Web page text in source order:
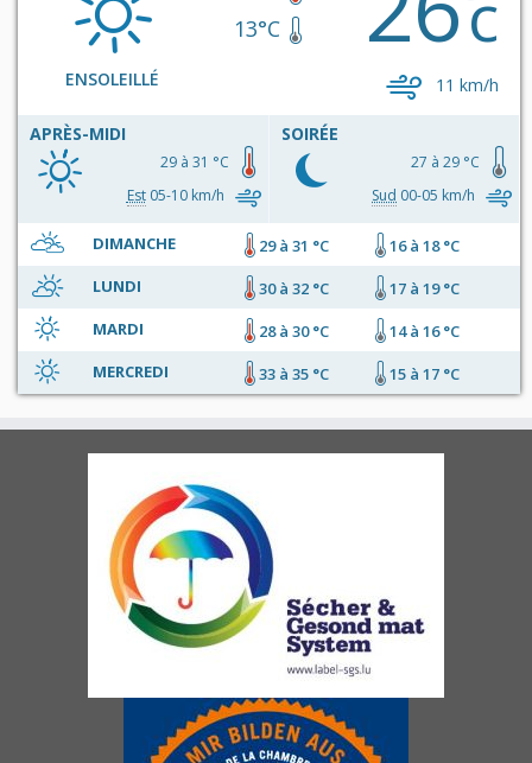
ENSOLEILLÉ
13°C
11 km/h
APRÈS-MIDI
29 à 31 °C
Est05-10 km/h
SOIRÉE
27 à 29 °C
Sud 00-05 km/h
DIMANCHE 29 à 31 °C
16 à 18 °C
LUNDI
30 à 32 °C
17 à 19 °C
MARDI
28 à 30 °C
14 à 16 °C
MERCREDI
33 à 35 °C 15 à 17 °C